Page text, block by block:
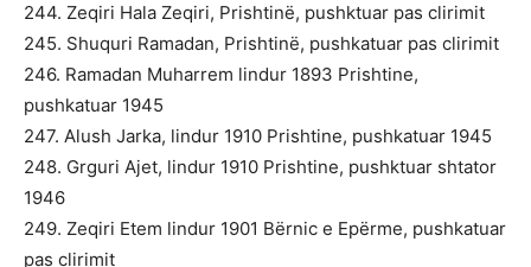
244. Zeqiri Hala Zeqiri, Prishtinë, pushktuar pas clirimit
245. Shuquri Ramadan, Prishtinë, pushkatuar pas clirimit
246. Ramadan Muharrem lindur 1893 Prishtine,
pushkatuar 1945
247. Alush Jarka, lindur 1910 Prishtine, pushkatuar 1945
248. Grguri Ajet, lindur 1910 Prishtine, pushktuar shtator
1946
249. Zeqiri Etem lindur 1901 Bërnic e Epërme, pushkatuar
pas clirimit